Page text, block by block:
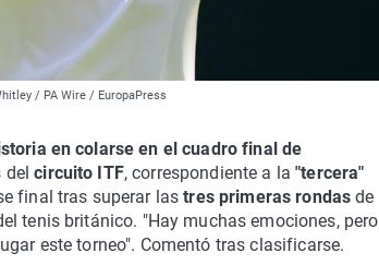
/ PA Wire / EuropaPress
en colarse en el cuadro final de
delcircuito ITF, correspondiente a la"tercera"
final tras superar lastres primeras rondas de
tenis británico. "Hay muchas emociones, pero
este torneo". Comentó tras clasificarse.